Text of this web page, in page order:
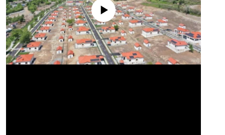
No media source currently available